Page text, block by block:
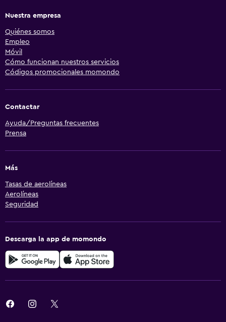
Nuestra empresa
Quiénes somos
Empleo
Móvil
Cómo funcionan nuestros servicios
Códigos promocionales momondo
Contactar
Ayuda/Preguntas frecuentes
Prensa
Más
Tasas de aerolíneas
Aerolíneas
Seguridad
Descarga la app de momondo